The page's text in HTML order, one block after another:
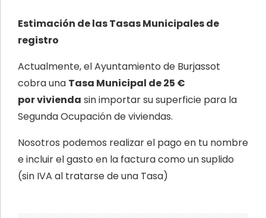
Estimación de las Tasas Municipales de
registro
Actualmente, el Ayuntamiento de Burjassot
cobra una Tasa Municipal de 25 €
porvivienda sin importar su superficie para la
Segunda Ocupación de viviendas.
Nosotros podemos realizar el pago en tu nombre
e incluir el gasto en la factura como un suplido
(sin IVA al tratarse de una Tasa)